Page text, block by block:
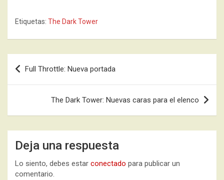
Etiquetas: The Dark Tower
Navegación
de
entradas
Full Throttle: Nueva portada
The Dark Tower: Nuevas caras para el elenco
Deja una respuesta
Lo siento, debes estar conectado para publicar un
comentario.